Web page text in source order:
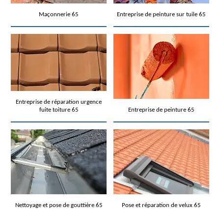
Maçonnerie 65 Entreprise de peinture sur tuile 65
Entreprise de réparation urgence
fuite toiture 65
Entreprise de peinture 65
Nettoyage et pose de gouttière 65 Pose et réparation de velux 65